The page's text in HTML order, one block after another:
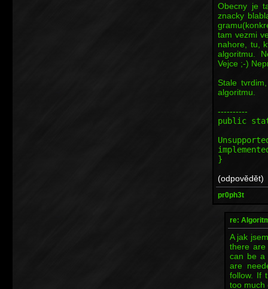
Obecny je
znacky
tam vezmi
nahore, tu,
algoritmu.
Vejce ;-)
Stale
algoritmu.
----------
public
}
(odpovědět)
pr0ph3t
re:
A jak
there
can be a
are
follow. If
too much